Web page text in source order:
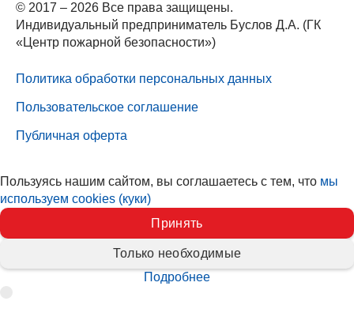
© 2017 – 2026 Все права защищены.
Индивидуальный предприниматель Буслов Д.А. (ГК
«Центр пожарной безопасности»)
Политика обработки персональных данных
Пользовательское соглашение
Публичная оферта
Пользуясь нашим сайтом, вы соглашаетесь с тем, что мы
используем cookies (куки)
Принять
Только необходимые
Подробнее